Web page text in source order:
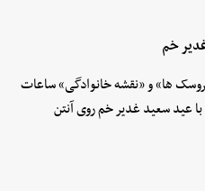
خم
ها» و «نقشه خانوادگی» ساعات
ماه مصادف با عید سعید غدیر خم روی آنتن